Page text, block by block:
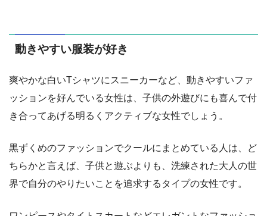
動きやすい服装が好き
爽やかな白いTシャツにスニーカーなど、動きやすいファ
ッションを好んでいる女性は、子供の外遊びにも喜んで付
き合ってあげる明るくアクティブな女性でしょう。
黒ずくめのファッションでクールにまとめている人は、ど
ちらかと言えば、子供と遊ぶよりも、洗練された大人の世
界で自分のやりたいことを追求するタイプの女性です。